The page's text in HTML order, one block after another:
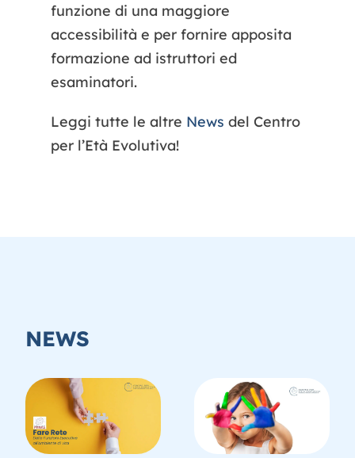
funzione di una maggiore
accessibilità e per fornire apposita
formazione ad istruttori ed
esaminatori.
Leggi tutte le altre News del Centro
per l’Età Evolutiva!
NEWS